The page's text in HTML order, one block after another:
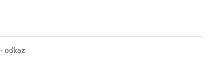
- odkaz